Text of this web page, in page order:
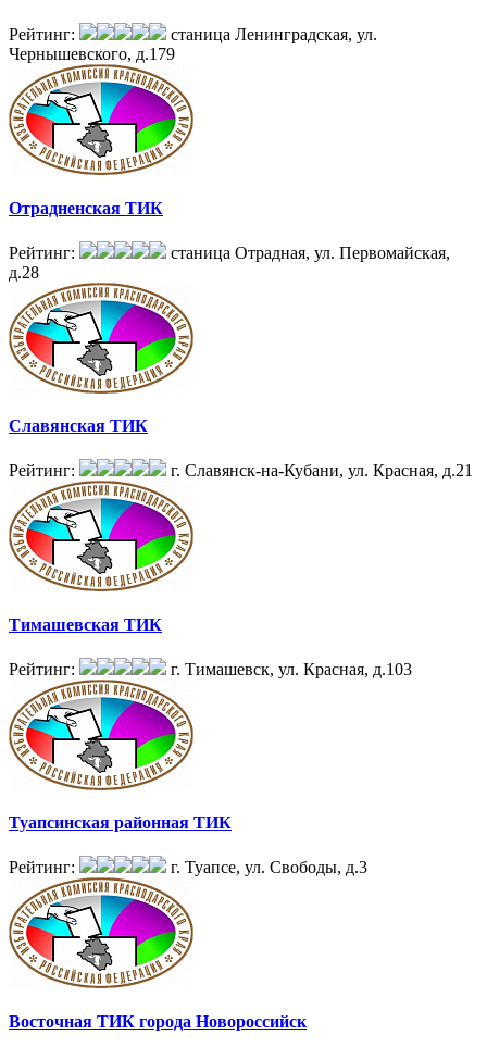
Рейтинг:
станица Ленинградская, ул.
Чернышевского, д.179
Отрадненская ТИК
Рейтинг:
станица Отрадная, ул. Первомайская,
д.28
Славянская ТИК
Рейтинг: г. Славянск-на-Кубани, ул. Красная, д.21
Тимашевская ТИК
Рейтинг: г. Тимашевск, ул. Красная, д.103
Туапсинская районная ТИК
Рейтинг: г. Туапсе, ул. Свободы, д.3
Восточная ТИК города Новороссийск